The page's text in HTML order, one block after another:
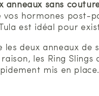
anneaux sans
hormones post-
est idéal pour
deux anneaux
les Ring
mis en place.